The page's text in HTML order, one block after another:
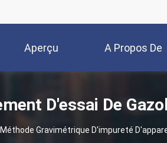
Aperçu A Propos De
D'essai De
Méthode Gravimétrique D'impureté